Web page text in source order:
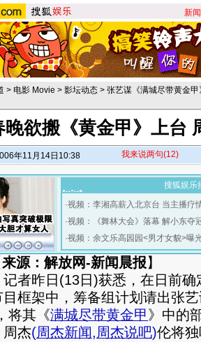
新闻
> 电影 Movie > 影坛动态 > 张艺谋《满城尽带黄金甲
晚欲搬《黄金甲》上台
年11月14日10:38 我来说两句(12)
搜狐娱乐
·视频：李湘高薪入北京台 当主播疗
·视频：《舞林大会》落幕 解小东夺
·视频：余文乐高园园<男才女貌>曝
来源：解放网-新闻晨报】
昨日(13日)获悉，在日前确
目框架中，筹备组计划请出张
，将其《满城尽带黄金甲》中的
周杰(周杰新闻,周杰说吧)伦将